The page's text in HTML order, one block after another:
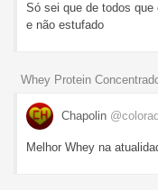
Só sei que de todos
e não estufado
Whey Protein
Chapolin
Melhor Whey na